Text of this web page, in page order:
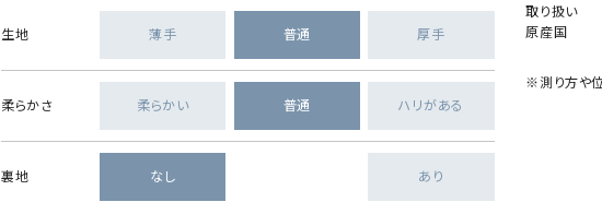
生地 薄手 普通 厚手
柔らかさ 柔らかい 普通 ハリがある
裏地 なし あり
取り扱い
原産国
※測り方や位